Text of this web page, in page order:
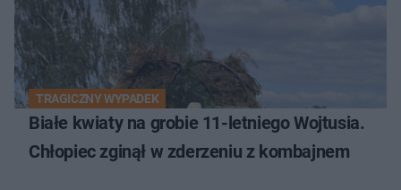
TRAGICZNY WYPADEK
Białe kwiaty na grobie 11-letniego Wojtusia.
Chłopiec zginął w zderzeniu z kombajnem